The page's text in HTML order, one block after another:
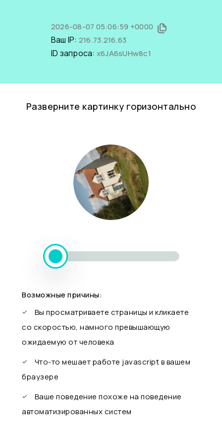
2026-08-07 05:06:59 +0000
Ваш IP: 216.73.216.63
ID запроса: x6JA6sUHw8c1
Разверните картинку горизонтально
Возможные причины:
Вы просматриваете страницы и кликаете
со скоростью, намного превышающую
ожидаемую от человека
Что-то мешает работе javascript в вашем
браузере
Ваше поведение похоже на поведение
автоматизированных систем